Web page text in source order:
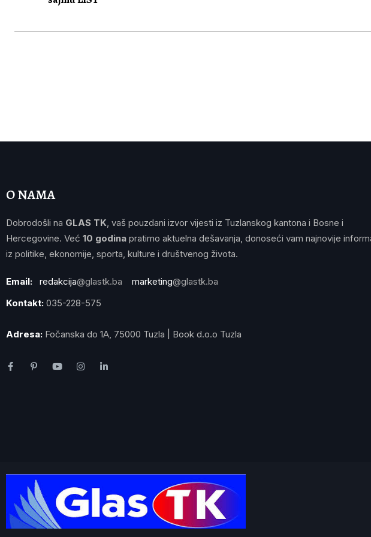
O NAMA
Dobrodošli na GLAS TK, vaš pouzdani izvor vijesti iz Tuzlanskog kantona i Bosne i
Hercegovine. Već 10 godina pratimo aktuelna dešavanja, donoseći vam najnovije
iz politike, ekonomije, sporta, kulture i društvenog života.
Email: redakcija@glastk.ba marketing@glastk.ba
Kontakt: 035-228-575
Adresa: Fočanska do 1A, 75000 Tuzla | Book d.o.o Tuzla